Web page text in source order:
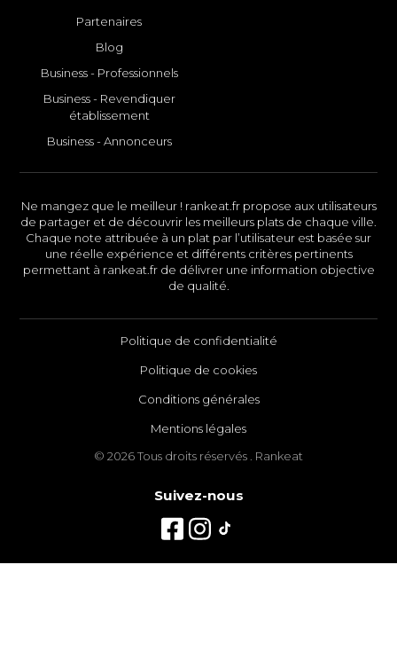
Partenaires
Blog
Business - Professionnels
Business - Revendiquer
établissement
Business - Annonceurs
Ne mangez que le meilleur ! rankeat.fr propose aux utilisateurs
de partager et de découvrir les meilleurs plats de chaque ville.
Chaque note attribuée à un plat par l’utilisateur est basée sur
une réelle expérience et différents critères pertinents
permettant à rankeat.fr de délivrer une information objective
de qualité.
Politique de confidentialité
Politique de cookies
Conditions générales
Mentions légales
© 2026 Tous droits réservés . Rankeat
Suivez-nous